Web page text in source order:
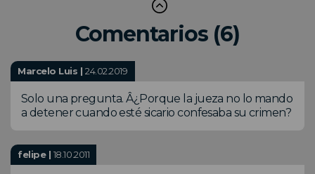
Comentarios (6)
Marcelo Luis |24.02.2019
Solo una pregunta. Â¿Porque la jueza no lo mando
a detener cuando esté sicario confesaba su crimen?
felipe | 18.10.2011